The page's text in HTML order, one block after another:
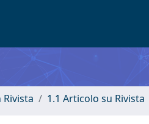
1.1 Articolo su Rivista